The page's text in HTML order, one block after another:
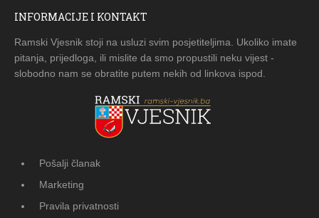
INFORMACIJE I KONTAKT
Ramski Vjesnik stoji na usluzi svim posjetiteljima. Ukoliko imate
pitanja, prijedloga, ili mislite da smo propustili neku vijest -
slobodno nam se obratite putem nekih od linkova ispod.
Pošalji članak
Marketing
Pravila privatnosti